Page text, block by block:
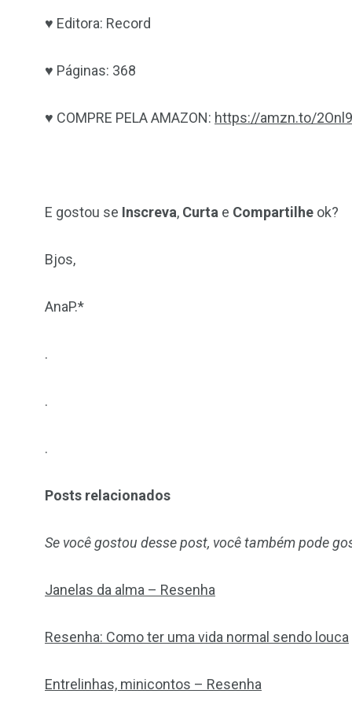
♥ Editora: Record
♥ Páginas: 368
♥ COMPRE PELA AMAZON: https://amzn.to/
E gostou se Inscreva, Curta e Compartilhe ok?
Bjos,
AnaP.*
.
.
.
Posts relacionados
Se você gostou desse post, você também pode
Janelas da alma – Resenha
Resenha: Como ter uma vida normal sendo louca
Entrelinhas, minicontos – Resenha